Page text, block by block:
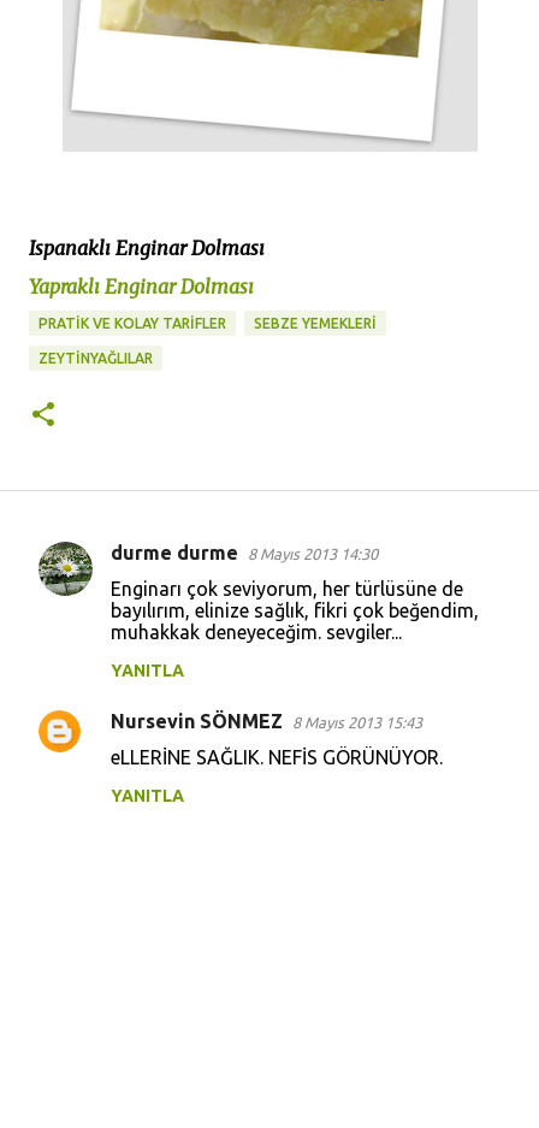
Ispanaklı Enginar Dolması
Yapraklı Enginar Dolması
PRATİK VE KOLAY TARİFLER SEBZE YEMEKLERİ
ZEYTINYAĞLILAR
Y
l
durme durme 8 Mayıs 2013 14:30
Enginarı çok seviyorum, her türlüsüne de
bayılırım, elinize sağlık, fikri çok beğendim,
muhakkak deneyeceğim. sevgiler...
YANITLA
Nursevin SÖNMEZ 8 Mayıs 2013 15:43
eLLERİNE SAĞLIK. NEFİS GÖRÜNÜYOR.
YANITLA